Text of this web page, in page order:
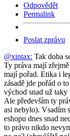
Odpovědět
Permalink
Poslat zprávu
@xintax: Tak doba
Ty práva mají
mají pořad. Etika i
zásadě jde pořád o
východ snad už taky
Ale především ty
asi nebylo). Vsadím
eshopu dnes snad
to právo nikdo